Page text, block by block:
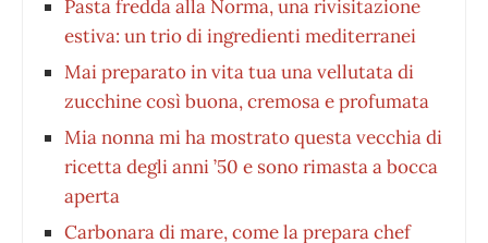
Pasta fredda alla Norma, una rivisitazione
estiva: un trio di ingredienti mediterranei
Mai preparato in vita tua una vellutata di
zucchine così buona, cremosa e profumata
Mia nonna mi ha mostrato questa vecchia di
ricetta degli anni ’50 e sono rimasta a bocca
aperta
Carbonara di mare, come la prepara chef